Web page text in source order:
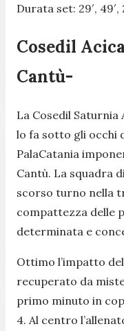
Durata set: 29′, 49′,
Cosedil
Cantù-
La Cosedil
lo fa sotto gli occhi
PalaCatania
Cantù. La squadra
scorso turno nella
compattezza delle
determinata e
Ottimo l’impatto
recuperato da
primo minuto in
4. Al centro